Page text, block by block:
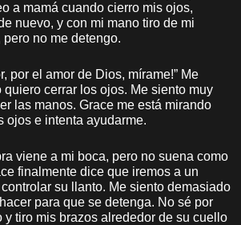
a mamá cuando cierro mis ojos,
nuevo, y con mi mano tiro de mi
no me detengo.
por el amor de Dios, mírame!” Me
quiero cerrar los ojos. Me siento muy
las manos. Grace me está mirando
ojos e intenta ayudarme.
viene a mi boca, pero no suena como
finalmente dice que iremos a un
su llanto. Me siento demasiado
para que se detenga. No sé por
y tiro mis brazos alrededor de su cuello